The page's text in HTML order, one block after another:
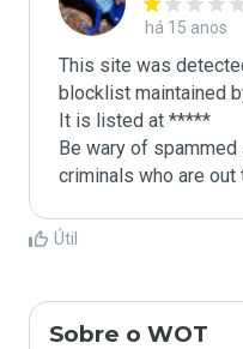
há 15 anos
This site was
blocklist maintained
It is listed at *****
Be wary of
criminals who are out
Útil
Sobre o WOT